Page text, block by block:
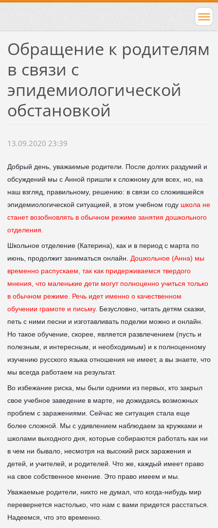
Обращение к родителям
в связи с
эпидемиологической
обстановкой
13.09.2020 23:39
Добрый день, уважаемые родители. После долгих раздумий и
обсуждений мы с Анной пришли к сложному для всех, но, на
наш взгляд, правильному, решению: в связи со сложившейся
эпидемиологической ситуацией, в этом учебном году школа не
станет возобновлять в обычном режиме занятия дошкольного
отделения.
Школьное отделение (Катерина), как и в период с марта по
июнь, продолжит заниматься онлайн. Дошкольное (Анна) мы
временно распускаем, так как придерживаемся твердого
мнения, что маленькие дети могут полноценно учиться только
в обычном режиме. Речь идет именно о качественном
обучении грамоте и письму. Безусловно, читать детям сказки,
петь с ними песни и изготавливать поделки можно и онлайн.
Но такое обучение, скорее, является развлечением (пусть и
полезным, и интересным, и необходимым) и к полноценному
изучению русского языка отношения не имеет, а вы знаете, что
мы всегда работаем на результат.
Во избежание риска, мы были одними из первых, кто закрыл
свое учебное заведение в марте, не дожидаясь возможных
проблем с заражениями. Сейчас же ситуация стала еще
более сложной. Мы с удивлением наблюдаем за кружками и
школами выходного дня, которые собираются работать как ни
в чем ни бывало, несмотря на высокий риск заражения и
детей, и учителей, и родителей. Что жe, каждый имеет право
на свое собственное мнение. Это право имеем и мы.
Уважаемые родители, никто не думал, что когда-нибудь мир
перевернется настолько, что нам с вами придется расстаться.
Надеемся, что это временно.